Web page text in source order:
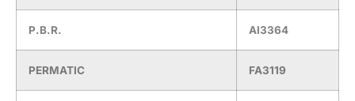
P.B.R. AI3364
PERMATIC FA3119